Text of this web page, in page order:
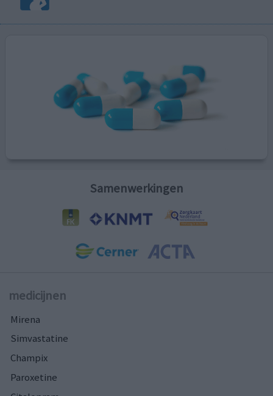
Samenwerkingen
medicijnen
Mirena
Simvastatine
Champix
Paroxetine